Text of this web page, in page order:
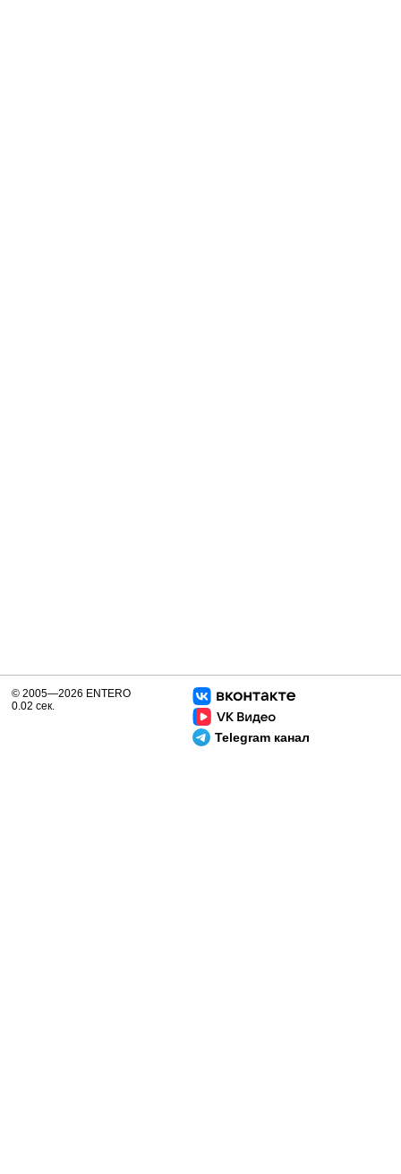
Telegram канал
© 2005—2026 ENTERO
0.02 сек.